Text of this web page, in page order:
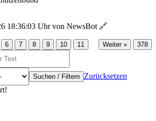
18:36:03 Uhr von NewsBot 🔗
6 7 8 9 10 11 Weiter » 378
Suchen / Filtern Zurücksetzen